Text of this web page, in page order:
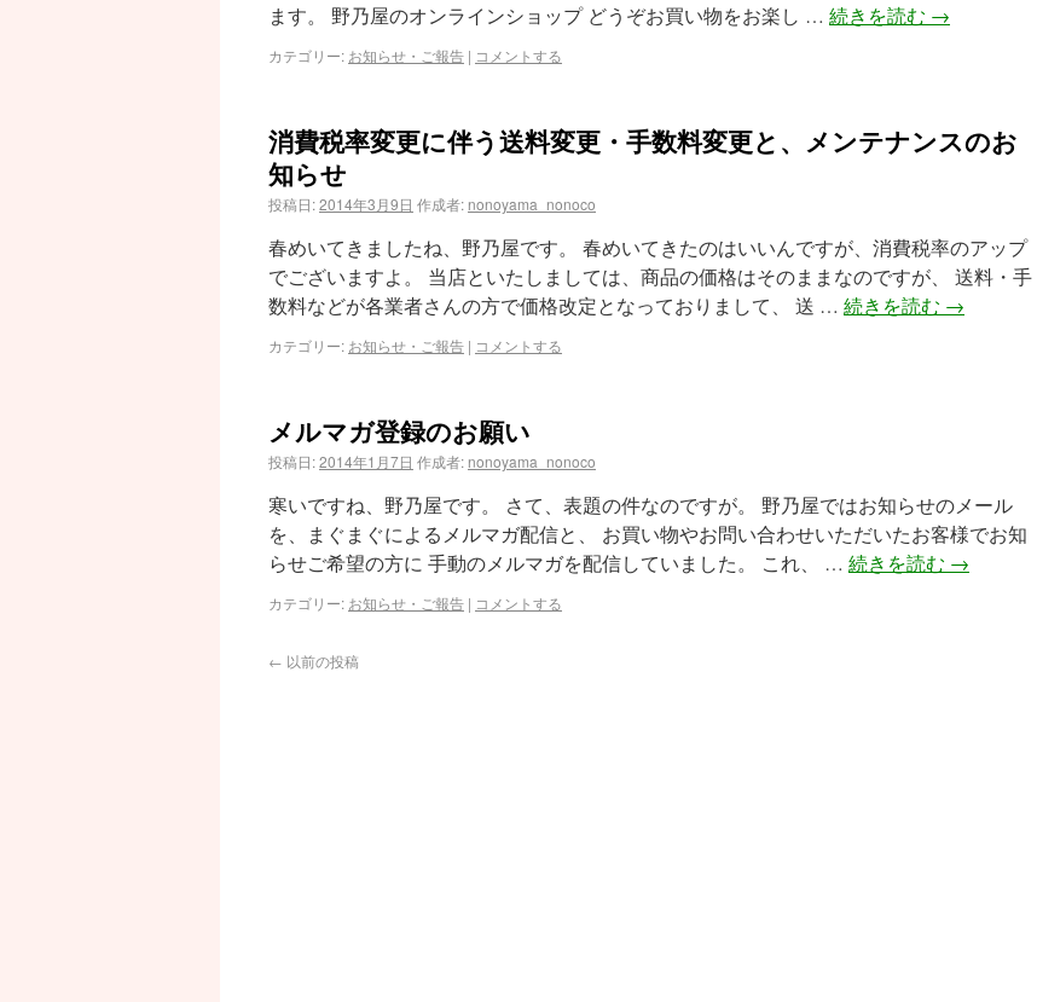
ます。 野乃屋のオンラインショップ どうぞお買い物をお楽し … 続きを読む →
カテゴリー: お知らせ・ご報告 | コメントする
消費税率変更に伴う送料変更・手数料変更と、メンテナンスのお
知らせ
投稿日:2014年3月9日 作成者: nonoyama_nonoco
春めいてきましたね、野乃屋です。 春めいてきたのはいいんですが、消費税率のアップ
でございますよ。 当店といたしましては、商品の価格はそのままなのですが、 送料・手
数料などが各業者さんの方で価格改定となっておりまして、 送 … 続きを読む →
カテゴリー: お知らせ・ご報告 | コメントする
メルマガ登録のお願い
投稿日:2014年1月7日 作成者: nonoyama_nonoco
寒いですね、野乃屋です。 さて、表題の件なのですが。 野乃屋ではお知らせのメール
を、まぐまぐによるメルマガ配信と、 お買い物やお問い合わせいただいたお客様でお知
らせご希望の方に 手動のメルマガを配信していました。 これ、 … 続きを読む →
カテゴリー: お知らせ・ご報告 | コメントする
← 以前の投稿